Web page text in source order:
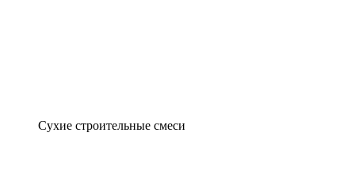
Сухие строительные смеси